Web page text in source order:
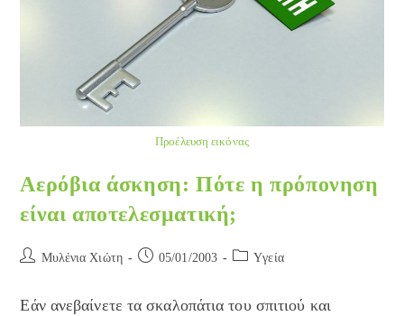
Προέλευση εικόνας
Αερόβια άσκηση: Πότε η πρόπονηση
είναι αποτελεσματική;
Post Μυλένια Χιώτη
Post05/01/2003
PostYγεία
Εάν ανεβαίνετε τα σκαλοπάτια του σπιτιού και